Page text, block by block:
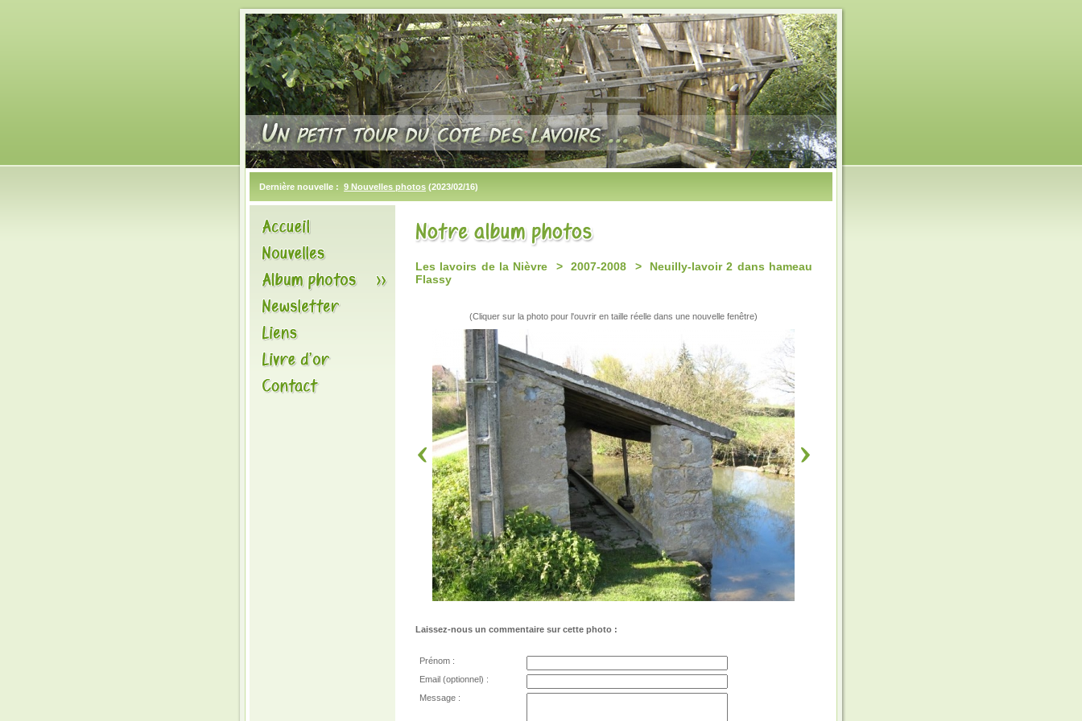
Dernière nouvelle : 9 Nouvelles photos (2023/02/16)
Les lavoirs de la Nièvre > 2007-2008 > Neuilly-lavoir 2 dans hameau
Flassy
(Cliquer sur la photo pour l'ouvrir en taille réelle dans une nouvelle fenêtre)
Laissez-nous un commentaire sur cette photo :
Prénom :
Email (optionnel) :
Message :